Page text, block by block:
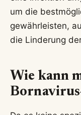
um die
gewährleisten,
die Linderung
Wie kann